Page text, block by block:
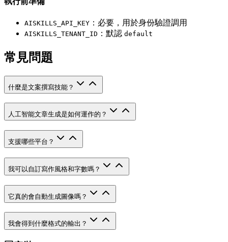
AISKILLS_API_KEY ：必要，用於身份驗證調用
AISKILLS_TENANT_ID ：默認 default
常見問題
什麼是文案撰寫技能？
人工智能文章生成是如何運作的？
支援哪些平台？
我可以自訂寫作風格和字數嗎？
它真的會自動生成圖像嗎？
我會得到什麼格式的輸出？